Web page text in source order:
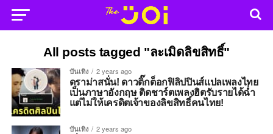
All posts tagged "ละเมิดลิขสิทธิ์"
บันเทิง 2 years ago
ดราม่าสนั่น! ดาวติ๊กต็อกฟิลิปปินส์แปลเพลงไทย
เป็นภาษาอังกฤษ ติดชาร์ตเพลงฮิตรับรายได้ฉ่ำ
แต่ไม่ให้เครดิตเจ้าของลิขสิทธิ์คนไทย!
บันเทิง 2 years ago